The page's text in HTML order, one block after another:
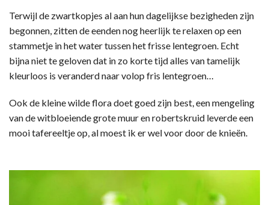
Terwijl de zwartkopjes al aan hun dagelijkse bezigheden zijn
begonnen, zitten de eenden nog heerlijk te relaxen op een
stammetje in het water tussen het frisse lentegroen. Echt
bijna niet te geloven dat in zo korte tijd alles van tamelijk
kleurloos is veranderd naar volop fris lentegroen…
Ook de kleine wilde flora doet goed zijn best, een mengeling
van de witbloeiende grote muur en robertskruid leverde een
mooi tafereeltje op, al moest ik er wel voor door de knieën.